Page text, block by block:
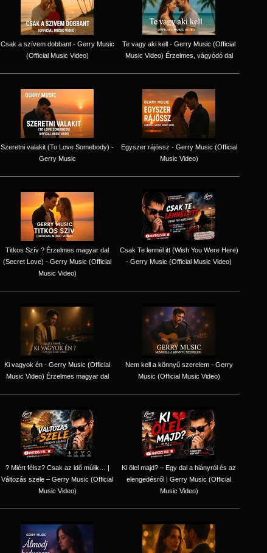
Csak a szívem dobbant - Gerry Music
(Official Music Video)
Te vagy aki kell - Gerry Music (Official
Music Video) Érzelmes, vágyódó dal
Szeretni valakit (To Love Somebody) -
Gerry Music
Egyszer rájössz - Gerry Music (Official
Music Video)
Titkos Szív ? Érzelmes magyar dal
(Secret Love) - Gerry Music (Official
Music Video)
Csak Te lennél itt (Wish You Were Here)
- Gerry Music (Official Music Video)
Ki vagyok én - Gerry Music (Official
Music Video) Érzelmes magyar dal
Nem kell a könnyű szerelem - Gerry
Music (Official Music Video)
? Miért félsz? Csak az idő múlik… |
Változás szele – Gerry Music (Official
Music Video)
Ki ölel majd? – Egy dal a hiányról és az
elengedésről | Gerry Music (Official
Music Video)